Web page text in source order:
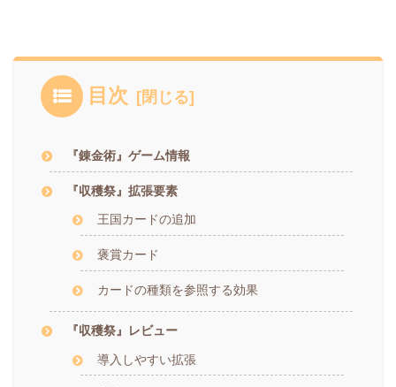
目次
『錬金術』ゲーム情報
『収穫祭』拡張要素
王国カードの追加
褒賞カード
カードの種類を参照する効果
『収穫祭』レビュー
導入しやすい拡張